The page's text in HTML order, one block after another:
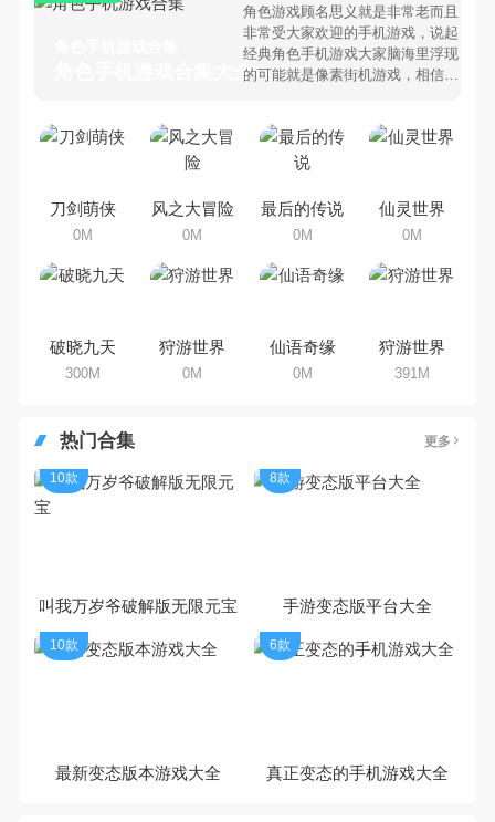
角色手机游戏合集大全 >
角色游戏顾名思义就是非常老而且
非常受大家欢迎的手机游戏，说起
经典角色手机游戏大家脑海里浮现
的可能就是像素街机游戏，相信很
色手机游戏有哪些呢？游戏今天，
乐途下载站小编芒果味的怪咖给大
集，欢迎大家前来选择下载体验
刀剑萌侠
0M
风之大冒险
0M
最后的传说
0M
仙灵世界
0M
破晓九天
300M
狩游世界
0M
仙语奇缘
0M
狩游世界
391M
热门合集 更多
叫我万岁爷破解版无限元宝
10款
手游变态版平台大全
8款
最新变态版本游戏大全
10款
真正变态的手机游戏大全
6款